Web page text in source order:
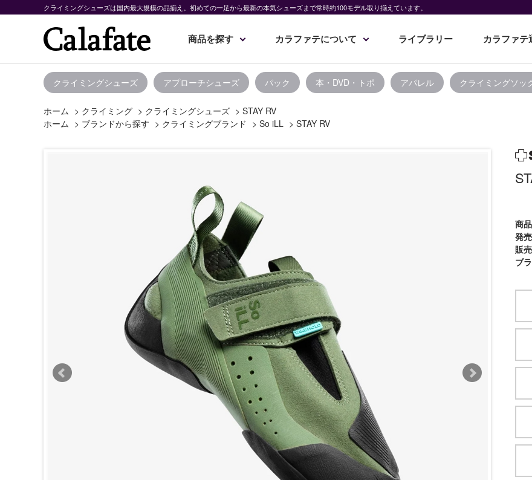
クライミングシューズは国内最大規模の品揃え。初めての一足から最新の本気シューズまで常時約100モデル取り揃えています。
商品を探す カラファテについて ライブラリー カラファテ
クライミングシューズ アプローチシューズ パック 本・DVD・トポ アパレル クライミングソッ
ホーム > クライミング > クライミングシューズ > STAY RV
ホーム > ブランドから探す > クライミングブランド > So iLL > STAY RV
商
発
販
ブ